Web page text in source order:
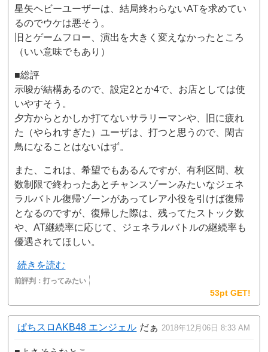
星矢ヘビーユーザーは、結局終わらないATを求めてい
るのでウケは悪そう。
旧とゲームフロー、演出を大きく変えなかったところ
（いい意味でもあり）
■総評
示唆が結構あるので、設定2とか4で、お店としては使
いやすそう。
夕方からとかしか打てないサラリーマンや、旧に疲れ
た（やられすぎた）ユーザは、打つと思うので、閑古
鳥になることはないはず。
また、これは、希望でもあるんですが、有利区間、枚
数制限で終わったあとチャンスゾーンみたいなジェネ
ラルバトル復帰ゾーンがあってレア小役を引けば復帰
となるのですが、復帰した際は、残ってたストック数
や、AT継続率に応じて、ジェネラルバトルの継続率も
優遇されてほしい。
続きを読む
前評判：打ってみたい
53pt GET!
ぱちスロAKB48 エンジェル だぁ 2018年12月06日 8:33 AM